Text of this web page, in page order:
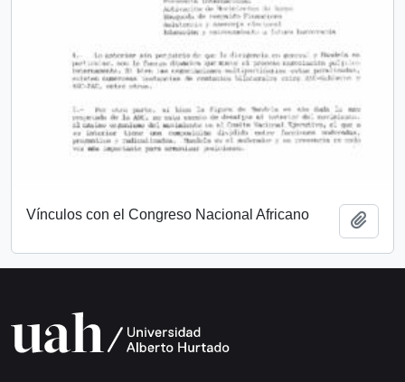
Vínculos con el Congreso Nacional Africano